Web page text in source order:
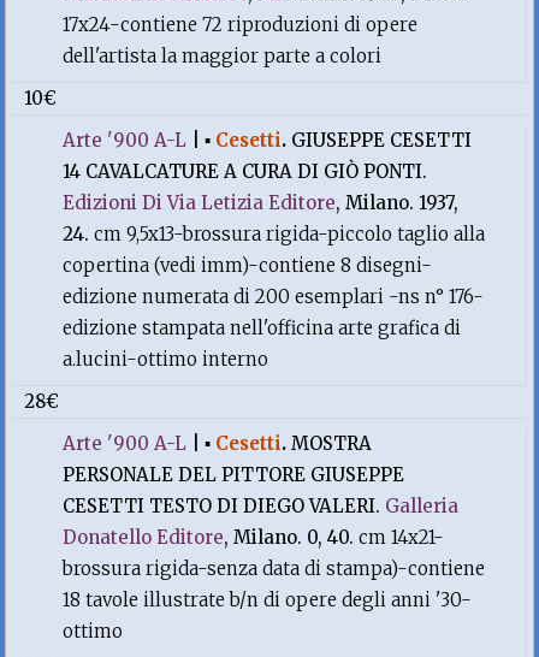
17x24-contiene 72 riproduzioni di opere
dell'artista la maggior parte a colori
10€
Arte '900 A-L |▪ Cesetti. GIUSEPPE CESETTI
14 CAVALCATURE A CURA DI GIÒ PONTI.
Edizioni Di Via Letizia Editore, Milano. 1937,
24.cm 9,5x13-brossura rigida-piccolo taglio alla
copertina (vedi imm)-contiene 8 disegni-
edizione numerata di 200 esemplari -ns n° 176-
edizione stampata nell'officina arte grafica di
a.lucini-ottimo interno
28€
Arte '900 A-L |▪ Cesetti.MOSTRA
PERSONALE DEL PITTORE GIUSEPPE
CESETTI TESTO DI DIEGO VALERI. Galleria
Donatello Editore, Milano. 0, 40.cm 14x21-
brossura rigida-senza data di stampa)-contiene
18 tavole illustrate b/n di opere degli anni '30-
ottimo